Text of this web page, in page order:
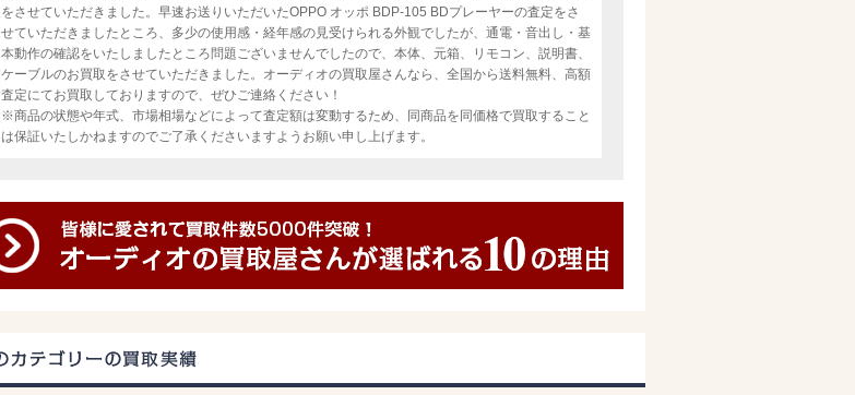
をさせていただきました。早速お送りいただいたOPPO オッポ BDP-105 BDプレーヤーの査定をさ
せていただきましたところ、多少の使用感・経年感の見受けられる外観でしたが、通電・音出し・基
本動作の確認をいたしましたところ問題ございませんでしたので、本体、元箱、リモコン、説明書、
ケーブルのお買取をさせていただきました。オーディオの買取屋さんなら、全国から送料無料、高額
査定にてお買取しておりますので、ぜひご連絡ください！
※商品の状態や年式、市場相場などによって査定額は変動するため、同商品を同価格で買取すること
は保証いたしかねますのでご了承くださいますようお願い申し上げます。